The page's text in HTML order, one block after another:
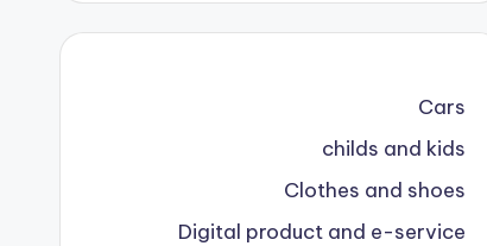
Cars
childs and kids
Clothes and shoes
Digital product and e-service